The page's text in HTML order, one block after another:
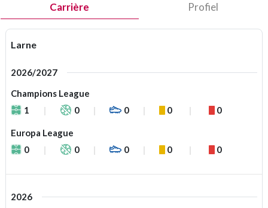
Carrière Profiel
Larne
2026/2027
Champions League
1
0 0 0 0
Europa League
0
0 0 0 0
2026